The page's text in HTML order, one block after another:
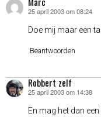
schreef:
25 april 2003 om 08:24
Doe mij maar een
Beantwoorden
Robbert zelf
schreef:
25 april 2003 om 14:38
En mag het dan